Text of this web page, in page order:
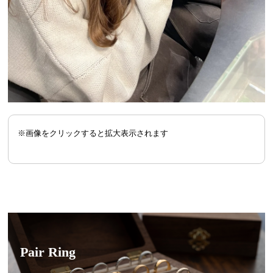
※画像をクリックすると拡大表示されます
Pair Ring